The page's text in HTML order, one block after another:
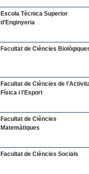
Escola Tècnica Superior
d'Enginyeria
Facultat de Ciències
Facultat de Ciències de
Física i l'Esport
Facultat de Ciències
Matemàtiques
Facultat de Ciències Socials